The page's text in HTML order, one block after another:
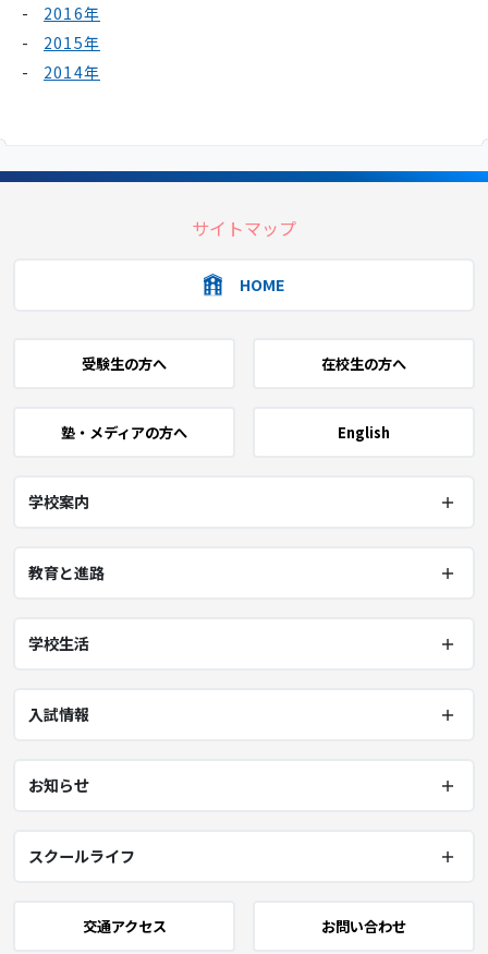
2016年
2015年
2014年
サイトマップ
HOME
受験生の方へ 在校生の方へ
塾・メディアの方へ English
学校案内
教育と進路
学校生活
入試情報
お知らせ
スクールライフ
交通アクセス お問い合わせ